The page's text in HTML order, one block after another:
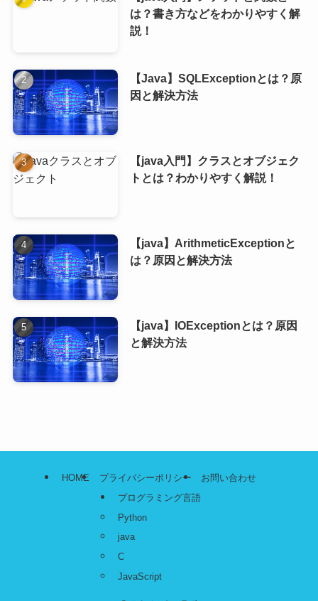
は？書き方などをわかりやすく解
説！
【Java】SQLExceptionとは？原
因と解決方法
【java入門】クラスとオブジェク
トとは？わかりやすく解説！
【java】ArithmeticExceptionと
は？原因と解決方法
【java】IOExceptionとは？原因
と解決方法
HOME プライバシーポリシー
お問い合わせ
プログラミング言語
Python
java
C
JavaScript